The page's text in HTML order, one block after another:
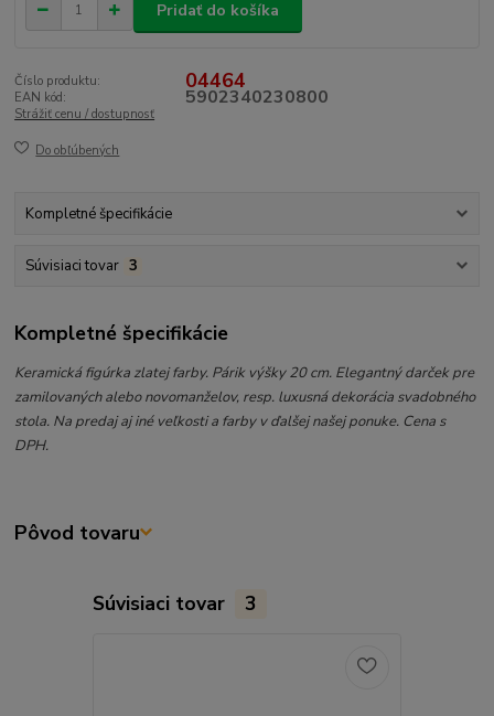
Pridať do košíka
Číslo produktu: 04464
EAN kód: 5902340230800
Strážiť cenu / dostupnosť
Do obľúbených
Kompletné špecifikácie
Súvisiaci tovar 3
Kompletné špecifikácie
Keramická figúrka zlatej farby. Párik výšky 20 cm. Elegantný darček pre
zamilovaných alebo novomanželov, resp. luxusná dekorácia svadobného
stola. Na predaj aj iné veľkosti a farby v ďalšej našej ponuke. Cena s
DPH.
Pôvod tovaru
Súvisiaci tovar 3